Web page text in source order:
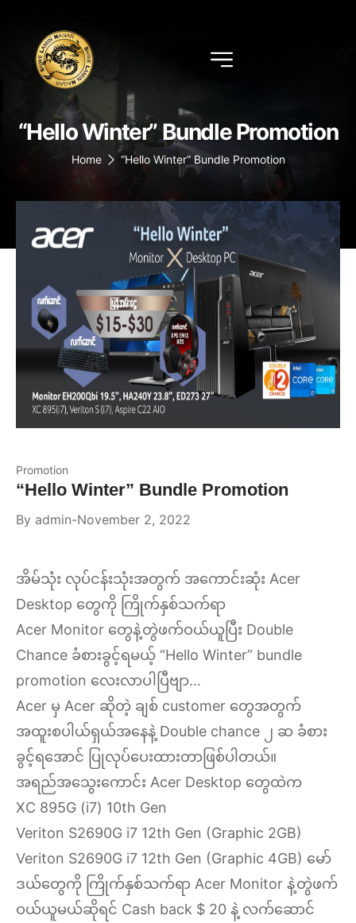
“Hello Winter” Bundle Promotion
Home “Hello Winter” Bundle Promotion
Promotion
“Hello Winter” Bundle Promotion
By admin November 2, 2022
အိမ်သုံး လုပ်ငန်းသုံးအတွက် အကောင်းဆုံး Acer
Desktop တွေကို ကြိုက်နှစ်သက်ရာ
Acer Monitor တွေနဲ့တွဲဖက်ဝယ်ယူပြီး Double
Chance ခံစားခွင့်ရမယ့် “Hello Winter” bundle
promotion လေးလာပါပြီဗျာ…
Acer မှ Acer ဆိုတဲ့ ချစ် customer တွေအတွက်
အထူးစပါယ်ရှယ်အနေနဲ့ Double chance ၂ ဆ ခံစား
ခွင့်ရအောင် ပြုလုပ်ပေးထားတာဖြစ်ပါတယ်။
အရည်အသွေးကောင်း Acer Desktop တွေထဲက
XC 895G (i7) 10th Gen
Veriton S2690G i7 12th Gen (Graphic 2GB)
Veriton S2690G i7 12th Gen (Graphic 4GB) မော်
ဒယ်တွေကို ကြိုက်နှစ်သက်ရာ Acer Monitor နဲ့တွဲဖက်
ဝယ်ယူမယ်ဆိုရင် Cash back $ 20 နဲ့ လက်ဆောင်